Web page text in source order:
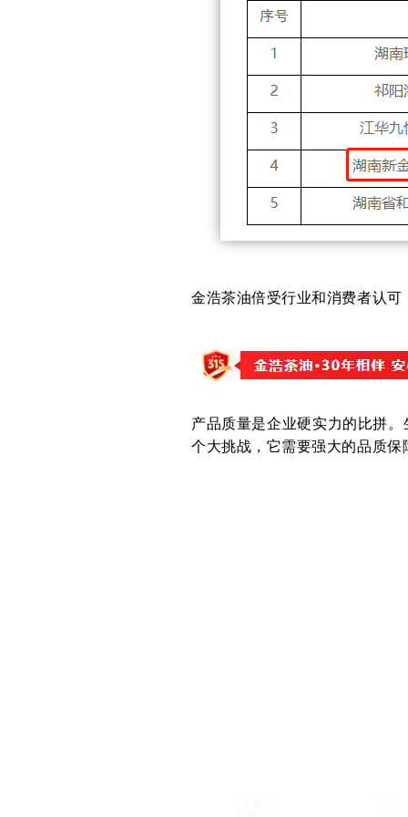
金浩茶油倍受行业和消费者认
产品质量是企业硬实力的比拼
个大挑战，它需要强大的品质保